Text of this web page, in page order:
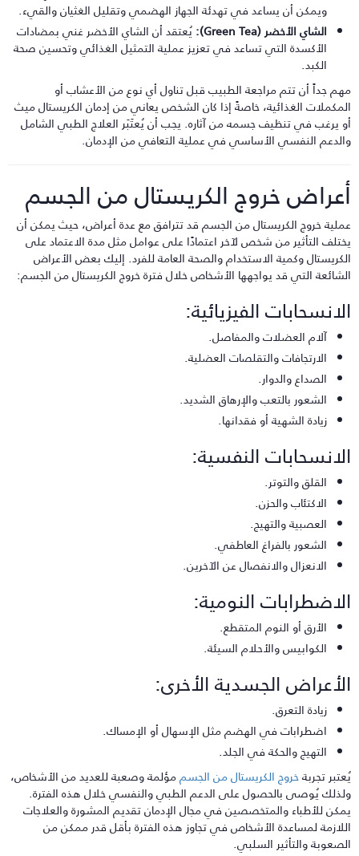
ويمكن أن يساعد في تهدئة الجهاز الهضمي وتقليل الغثيان والقيء.
الشاي الأخضر (Green Tea):
يُعتقد أن الشاي الأخضر غني بمضادات
الأكسدة التي تساعد في تعزيز عملية التمثيل الغذائي وتحسين صحة
الكبد.
جداً أن تتم مراجعة الطبيب قبل تناول أي نوع من الأعشاب أو
الغذائية، خاصةً إذا كان الشخص يعاني من إدمان الكريستال ميث
يرغب في تنظيف جسمه من آثاره. يجب أن يُعتَبَر العلاج الطبي الشامل
النفسي الأساسي في عملية التعافي من الإدمان.
خروج الكريستال من الجسم
خروج الكريستال من الجسم قد تترافق مع عدة أعراض، حيث يمكن أن
التأثير من شخص لآخر اعتمادًا على عوامل مثل مدة الاعتماد على
وكمية الاستخدام والصحة العامة للفرد. إليك بعض الأعراض
التي قد يواجهها الأشخاص خلال فترة خروج الكريستال من الجسم:
الفيزيائية:
آلام العضلات والمفاصل.
الارتجافات والتقلصات العضلية.
الصداع والدوار.
الشعور بالتعب والإرهاق الشديد.
زيادة الشهية أو فقدانها.
النفسية:
القلق والتوتر.
الاكتئاب والحزن.
العصبية والتهيج.
الشعور بالفراغ العاطفي.
الانعزال والانفصال عن الآخرين.
النومية:
الأرق أو النوم المتقطع.
الكوابيس والأحلام السيئة.
الجسدية الأخرى:
زيادة التعرق.
اضطرابات في الهضم مثل الإسهال أو الإمساك.
التهيج والحكة في الجلد.
تجربةخروج الكريستال من الجسممؤلمة وصعبة للعديد من الأشخاص،
يُوصى بالحصول على الدعم الطبي والنفسي خلال هذه الفترة.
للأطباء والمتخصصين في مجال الإدمان تقديم المشورة والعلاجات
لمساعدة الأشخاص في تجاوز هذه الفترة بأقل قدر ممكن من
والتأثير السلبي.